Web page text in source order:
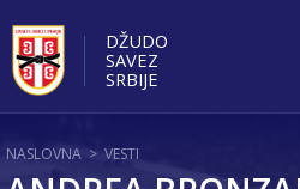
DŽUDO
SAVEZ
SRBIJE
NASLOVNA > VESTI